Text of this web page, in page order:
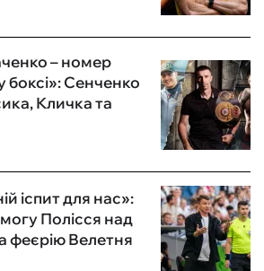
– номер
боксі»: Сенченко
Кличка та
іспит для нас»:
Полісся над
Велетня